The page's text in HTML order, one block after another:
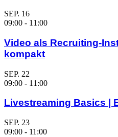
SEP. 16
09:00 - 11:00
Video als Recruiting-
kompakt
SEP. 22
09:00 - 11:00
Livestreaming Basics |
SEP. 23
09:00 - 11:00